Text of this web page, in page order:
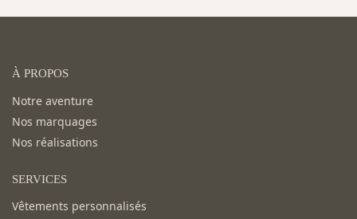
À PROPOS
Notre aventure
Nos marquages
Nos réalisations
SERVICES
Vêtements personnalisés